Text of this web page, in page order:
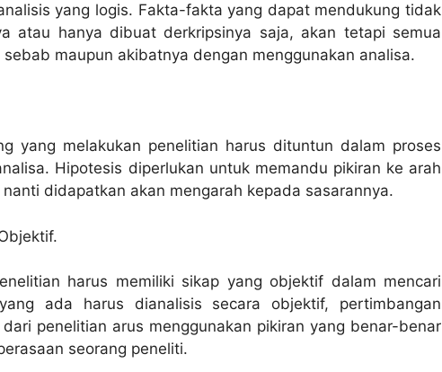
yang logis. Fakta-fakta yang dapat mendukung tidak
atau hanya dibuat derkripsinya saja, akan tetapi semua
maupun akibatnya dengan menggunakan analisa.
yang melakukan penelitian harus dituntun dalam proses
Hipotesis diperlukan untuk memandu pikiran ke arah
didapatkan akan mengarah kepada sasarannya.
harus memiliki sikap yang objektif dalam mencari
ada harus dianalisis secara objektif, pertimbangan
penelitian arus menggunakan pikiran yang benar-benar
seorang peneliti.